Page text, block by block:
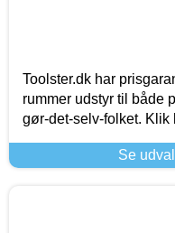
Toolster.dk har
rummer udstyr til både
gør-det-selv-folket. Klik
Se